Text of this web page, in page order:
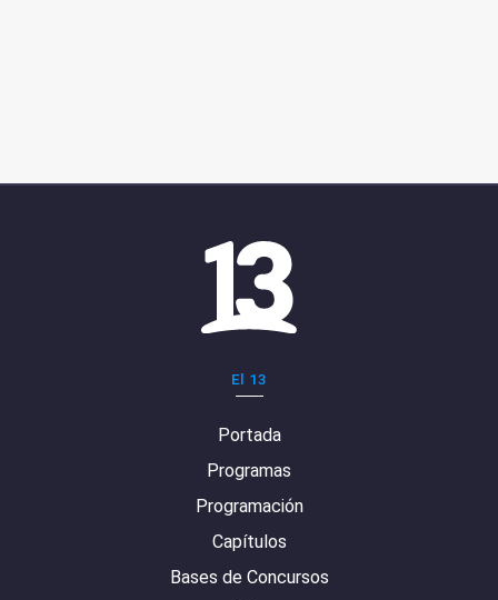
El 13
Portada
Programas
Programación
Capítulos
Bases de Concursos